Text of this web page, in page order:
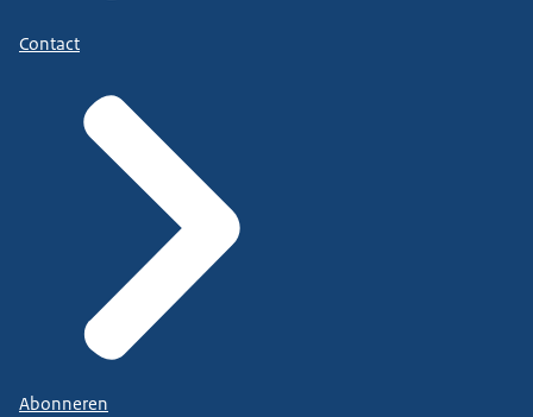
Contact
Abonneren